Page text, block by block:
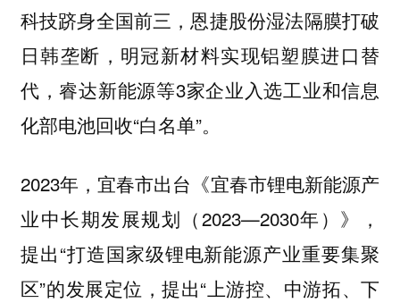
科技跻身全国前三，恩捷股份湿法隔膜打破
日韩垄断，明冠新材料实现铝塑膜进口替
代，睿达新能源等3家企业入选工业和信息
化部电池回收“白名单”。
2023年，宜春市出台《宜春市锂电新能源产
业中长期发展规划（2023—2030年）》，
提出“打造国家级锂电新能源产业重要集聚
区”的发展定位，提出“上游控、中游拓、下